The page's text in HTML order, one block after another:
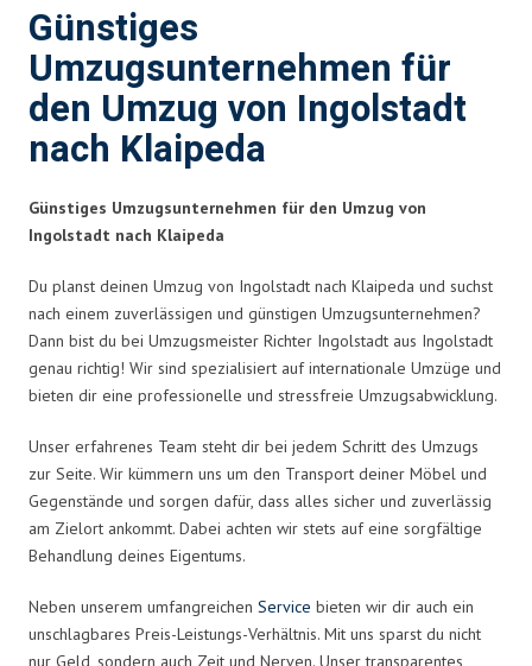
Günstiges
Umzugsunternehmen für
den Umzug von Ingolstadt
nach Klaipeda
Günstiges Umzugsunternehmen für den Umzug von
Ingolstadt nach Klaipeda
Du planst deinen Umzug von Ingolstadt nach Klaipeda und suchst
nach einem zuverlässigen und günstigen Umzugsunternehmen?
Dann bist du bei Umzugsmeister Richter Ingolstadt aus Ingolstadt
genau richtig! Wir sind spezialisiert auf internationale Umzüge und
bieten dir eine professionelle und stressfreie Umzugsabwicklung.
Unser erfahrenes Team steht dir bei jedem Schritt des Umzugs
zur Seite. Wir kümmern uns um den Transport deiner Möbel und
Gegenstände und sorgen dafür, dass alles sicher und zuverlässig
am Zielort ankommt. Dabei achten wir stets auf eine sorgfältige
Behandlung deines Eigentums.
Neben unserem umfangreichen Service bieten wir dir auch ein
unschlagbares Preis-Leistungs-Verhältnis. Mit uns sparst du nicht
nur Geld, sondern auch Zeit und Nerven. Unser transparentes